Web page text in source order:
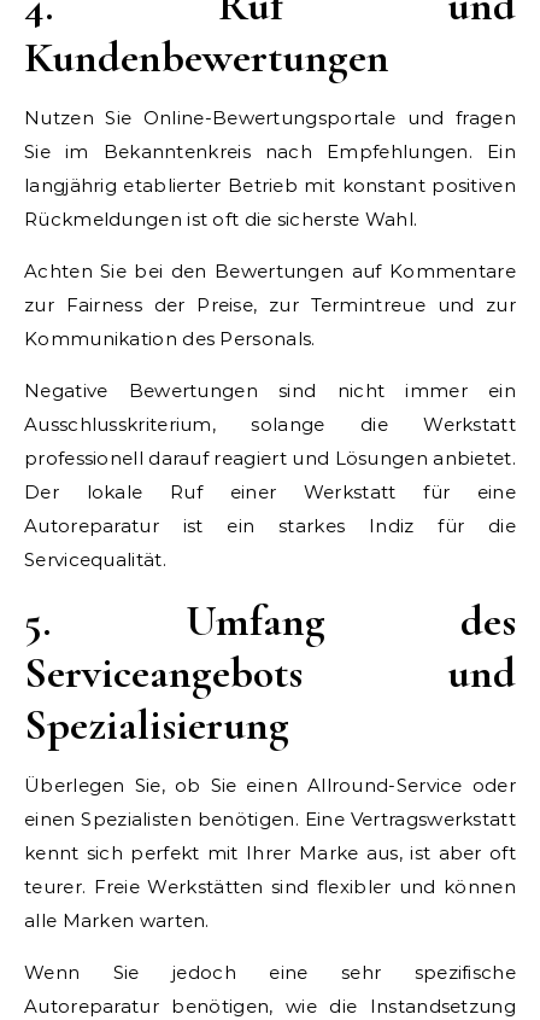
Kundenbewertungen
Nutzen Sie Online-Bewertungsportale und fragen
Sie im Bekanntenkreis nach Empfehlungen. Ein
langjährig etablierter Betrieb mit konstant positiven
Rückmeldungen ist oft die sicherste Wahl.
Achten Sie bei den Bewertungen auf Kommentare
zur Fairness der Preise, zur Termintreue und zur
Kommunikation des Personals.
Negative Bewertungen sind nicht immer ein
Ausschlusskriterium, solange die Werkstatt
professionell darauf reagiert und Lösungen anbietet.
Der lokale Ruf einer Werkstatt für eine
Autoreparatur ist ein starkes Indiz für die
Servicequalität.
5. Umfang des
Serviceangebots und
Spezialisierung
Überlegen Sie, ob Sie einen Allround-Service oder
einen Spezialisten benötigen. Eine Vertragswerkstatt
kennt sich perfekt mit Ihrer Marke aus, ist aber oft
teurer. Freie Werkstätten sind flexibler und können
alle Marken warten.
Wenn Sie jedoch eine sehr spezifische
Autoreparatur benötigen, wie die Instandsetzung